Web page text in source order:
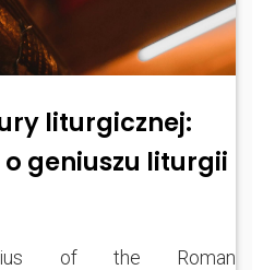
liturgicznej:
geniuszu liturgii
of the Roman